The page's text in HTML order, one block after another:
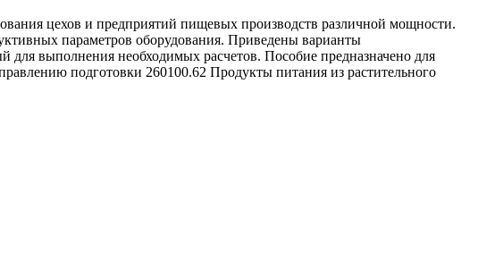
цехов и предприятий пищевых производств различной мощности.
параметров оборудования. Приведены варианты
выполнения необходимых расчетов. Пособие предназначено для
подготовки 260100.62 Продукты питания из растительного